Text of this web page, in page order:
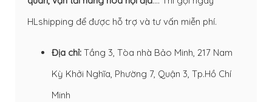
HLshipping để được hỗ trợ và tư vấn miễn phí.
Địa chỉ: Tầng 3, Tòa nhà Bảo Minh, 217 Nam
Kỳ Khởi Nghĩa, Phường 7, Quận 3, Tp.Hồ Chí
Minh